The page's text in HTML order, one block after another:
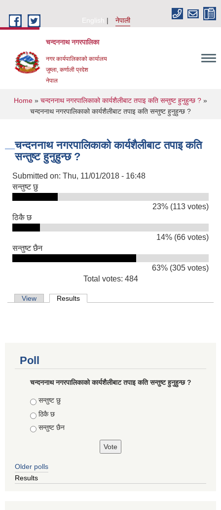
English
नेपाली
चन्दननाथ नगरपालिका
नगर कार्यपालिकाको कार्यालय
जुम्ला, कर्णाली प्रदेश
नेपाल
You are here
Home » चन्दननाथ नगरपालिकाको कार्यशैलीबाट तपाइ कति सन्तुष्ट हुनुहुन्छ ? »
चन्दननाथ नगरपालिकाको कार्यशैलीबाट तपाइ कति सन्तुष्ट हुनुहुन्छ ?
चन्दननाथ नगरपालिकाको कार्यशैलीबाट तपाइ कति
सन्तुष्ट हुनुहुन्छ ?
Submitted on: Thu, 11/01/2018 - 16:48
सन्तुष्ट छु
23% (113 votes)
ठिकै छ
14% (66 votes)
सन्तुष्ट छैन
63% (305 votes)
Total votes: 484
Primary tabs
View Results
Poll
चन्दननाथ नगरपालिकाको कार्यशैलीबाट तपाइ कति सन्तुष्ट हुनुहुन्छ ?
Choices
सन्तुष्ट छु
ठिकै छ
सन्तुष्ट छैन
Older polls
Results